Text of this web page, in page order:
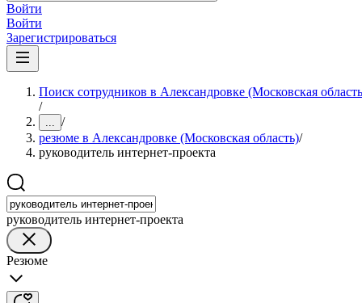
Войти
Войти
Зарегистрироваться
Поиск сотрудников в Александровке (Московская
/
... /
резюме в Александровке (Московская область)/
руководитель интернет-проекта
руководитель интернет-проекта
Резюме